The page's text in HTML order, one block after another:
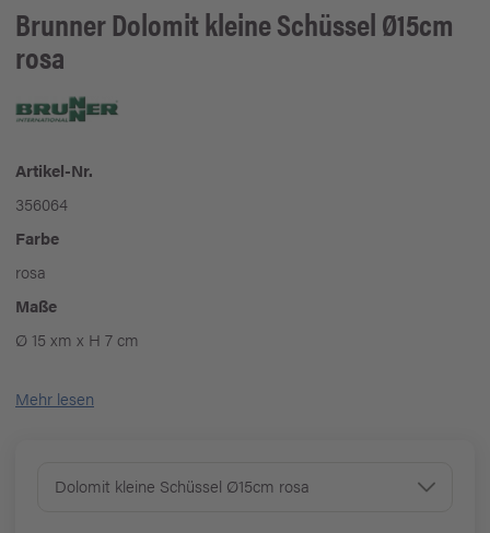
BrunnerDolomit kleine Schüssel Ø15cm
rosa
Artikel-Nr.
356064
Farbe
rosa
Maße
Ø 15 xm x H 7 cm
Mehr lesen
Dolomit kleine Schüssel Ø15cm rosa